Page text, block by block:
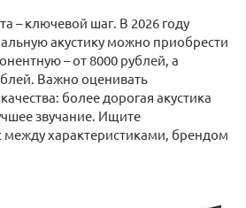
– ключевой шаг. В 2026 году
акустику можно приобрести
– от 8000 рублей, а
Важно оценивать
более дорогая акустика
звучание. Ищите
характеристиками, брендом